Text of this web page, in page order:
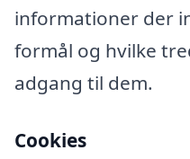
informationer der
formål og hvilke
adgang til dem.
Cookies